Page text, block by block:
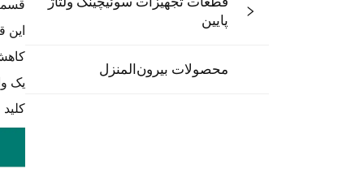
پایین
محصولات بیرون‌المنزل
این
یک